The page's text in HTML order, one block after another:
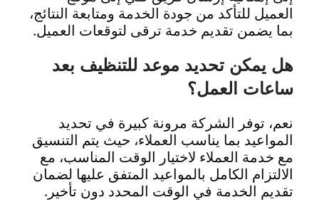
العميل للتأكد من جودة الخدمة ومتابعة النتائج،
بما يضمن تقديم خدمة ترقى لتوقعات العميل.
هل يمكن تحديد موعد للتنظيف بعد
ساعات العمل؟
نعم، توفر الشركة مرونة كبيرة في تحديد
المواعيد بما يناسب العملاء، حيث يتم التنسيق
مع خدمة العملاء لاختيار الوقت المناسب، مع
الالتزام الكامل بالمواعيد المتفق عليها لضمان
تقديم الخدمة في الوقت المحدد دون تأخير.